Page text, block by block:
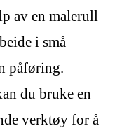
av en malerull
i små
påføring.
du bruke en
verktøy for å